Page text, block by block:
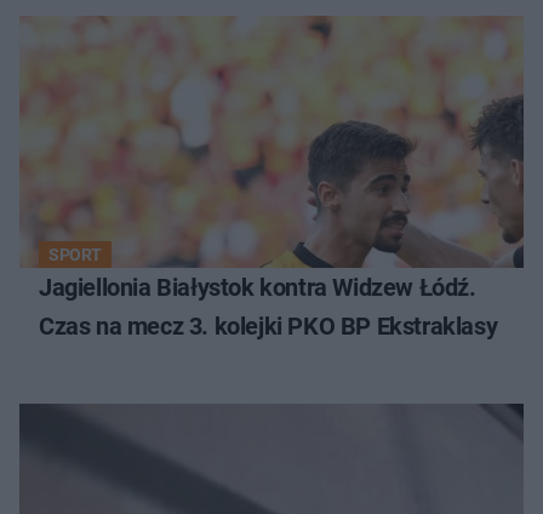
SPORT
Jagiellonia Białystok kontra Widzew Łódź.
Czas na mecz 3. kolejki PKO BP Ekstraklasy